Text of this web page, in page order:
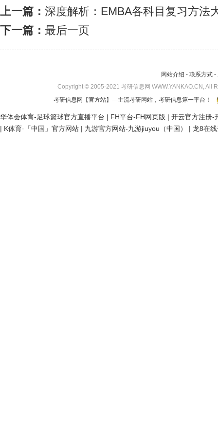
上一篇： 深度解析：EMBA各科目复习方法
下一篇： 最后一页
网站介绍 - 联系方式 -
Copyright © 2005-2021 考研信息网 WWW.YANKAO.CN,
考研信息网
【官方站】—主流考研网站，考研信息第一平台！
华体会体育-足球篮球官方直播平台 | FH平台-FH网页版 | 开云官方注册-
| K体育·「中国」官方网站 | 九游官方网站-九游jiuyou（中国） | 龙8在